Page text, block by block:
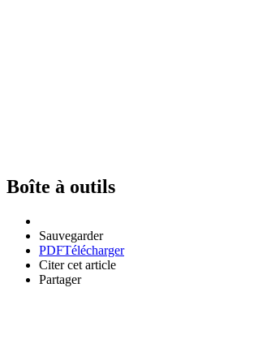
Boîte à outils
Sauvegarder
PDFTélécharger
Citer cet article
Partager